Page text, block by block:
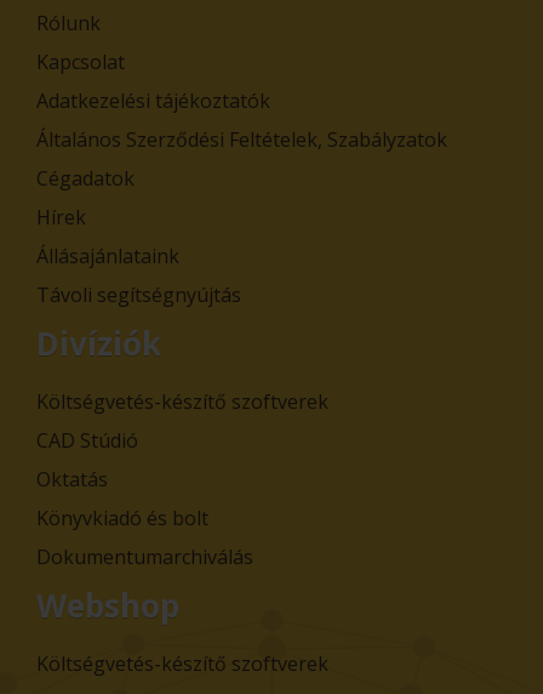
Rólunk
Kapcsolat
Adatkezelési tájékoztatók
Általános Szerződési Feltételek, Szabályzatok
Cégadatok
Hírek
Állásajánlataink
Távoli segítségnyújtás
Divíziók
Költségvetés-készítő szoftverek
CAD Stúdió
Oktatás
Könyvkiadó és bolt
Dokumentumarchiválás
Webshop
Költségvetés-készítő szoftverek